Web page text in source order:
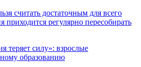
считать достаточным для всего
приходится регулярно пересобирать